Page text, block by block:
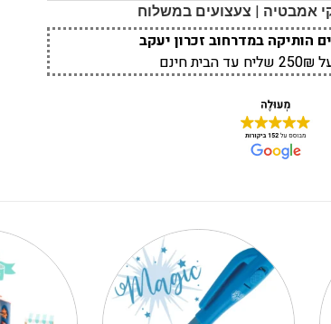
אמבטיה | צעצועים במשלוח
הותיקה במדרחוב זכרון יעקב